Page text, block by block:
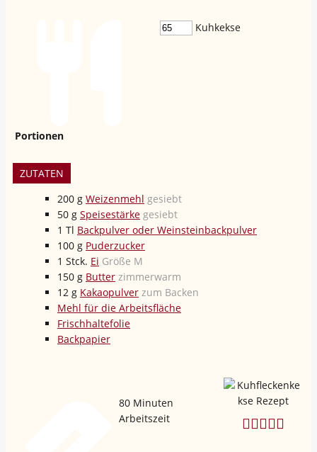
Portionen
Kuhkekse
ZUTATEN
200 g Weizenmehl gesiebt
50 g Speisestärke gesiebt
1 Tl Backpulver oder Weinsteinbackpulver
100 g Puderzucker
1 Stck. Ei Größe M
150 g Butter zimmerwarm
12 g Kakaopulver zum Backen
Mehl für die Arbeitsfläche
Frischhaltefolie
Backpapier
80 Minuten
Arbeitszeit